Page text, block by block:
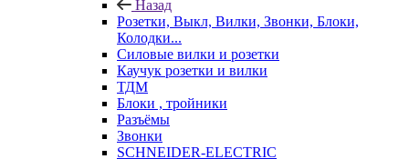
Назад
Розетки, Выкл, Вилки, Звонки, Блоки,
Колодки...
Силовые вилки и розетки
Каучук розетки и вилки
ТДМ
Блоки , тройники
Разъёмы
Звонки
SCHNEIDER-ELECTRIC